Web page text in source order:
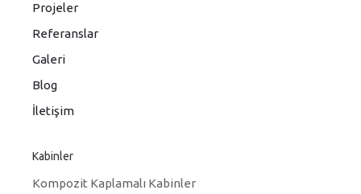
Projeler
Referanslar
Galeri
Blog
İletişim
Kabinler
Kompozit Kaplamalı Kabinler